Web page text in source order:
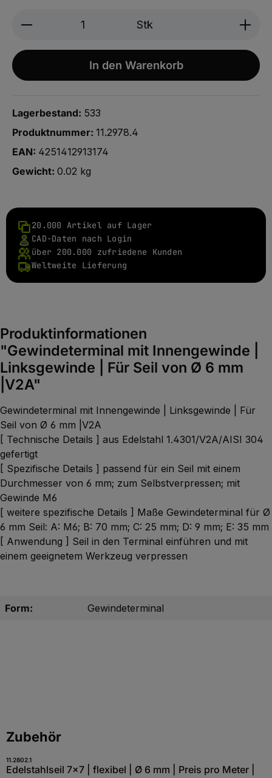
Produkt Anzahl: Gib den
Stk
In den Warenkorb
Lagerbestand: 533
Produktnummer: 11.2978.4
EAN: 4251412913174
Gewicht: 0.02 kg
20.000 Artikel auf Lager
CAD-Daten nach Login
über 200.000 zufriedene Kunden
Weltweite Lieferung
Produktinformationen
"Gewindeterminal mit Innengewinde |
Linksgewinde | Für Seil von Ø 6 mm
|V2A"
Gewindeterminal mit Innengewinde | Linksgewinde | Für
Seil von Ø 6 mm |V2A
[ Technische Details ] aus Edelstahl 1.4301/V2A/AISI 304
gefertigt
[ Spezifische Details ] passend für ein Seil mit einem
Durchmesser von 6 mm; zum Selbstverpressen; mit
Gewinde M6
[ weitere spezifische Details ] Maße Gewindeterminal für Ø
6 mm Seil: A: M6; B: 70 mm; C: 25 mm; D: 9 mm; E: 35 mm
[ Anwendung ] Seil in den Terminal einführen und mit
einem geeignetem Werkzeug verpressen
Form: Gewindeterminal
Produktgalerie überspringen
Zubehör
11.2802.1
Edelstahlseil 7x7 | flexibel | Ø 6 mm | Preis pro Meter |